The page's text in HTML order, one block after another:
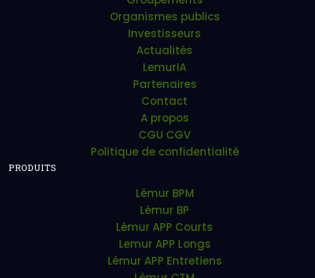
Organismes publics
Investisseurs
Actualités
LemurIA
Partenaires
Contact
A propos
CGU CGV
Politique de confidentialité
PRODUITS
Lémur BPM
Lémur BP
Lémur APP Courts
Lemur APP Longs
Lémur APP Entretiens